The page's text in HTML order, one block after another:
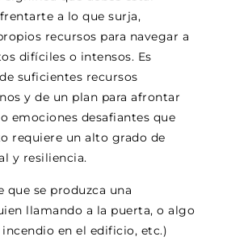
a lo que surja,
recursos para navegar a
difíciles o intensos. Es
suficientes recursos
y de un plan para afrontar
emociones desafiantes que
requiere un alto grado de
y resiliencia.
que se produzca una
llamando a la puerta, o algo
en el edificio, etc.)